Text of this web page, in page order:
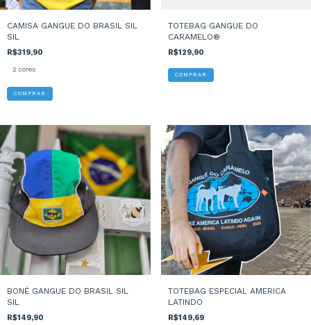
CAMISA GANGUE DO BRASIL SIL
SIL
R$319,90
2 cores
COMPRAR
TOTEBAG GANGUE DO
CARAMELO®
R$129,90
BONÉ GANGUE DO BRASIL SIL
SIL
R$149,90
TOTEBAG ESPECIAL AMERICA
LATINDO
R$149,69